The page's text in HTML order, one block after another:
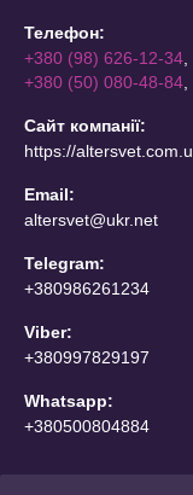
Телефон:
+380 (98) 626-12-34
+380 (50) 080-48-84
Сайт компанії:
https://
Email:
altersvet@ukr.net
Telegram:
+380986261234
Viber:
+380997829197
Whatsapp:
+380500804884